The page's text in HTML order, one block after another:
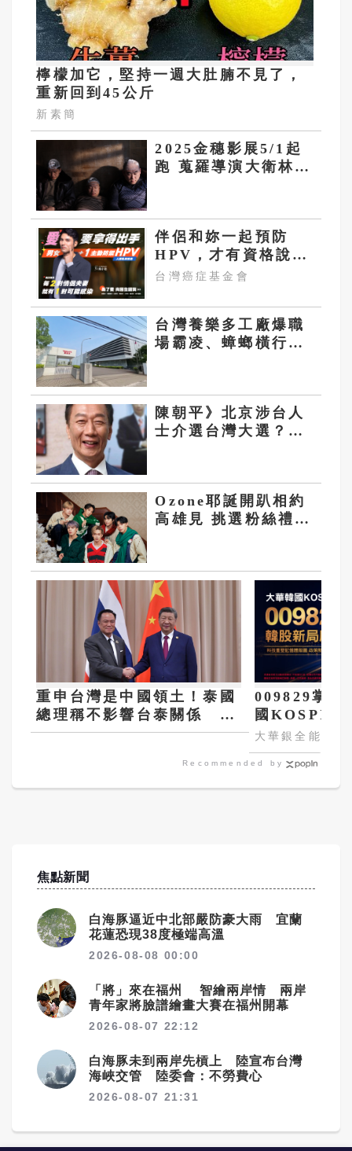
檸檬加它，堅持一週大肚腩不見了，
重新回到45公斤
新素簡
2025金穗影展5/1起
跑 蒐羅導演大衛林
伴侶和妳一起預防
HPV，才有資格說愛
妳！
台灣癌症基金會
台灣養樂多工廠爆職
場霸凌、蟑螂橫行
陳朝平》北京涉台人
士介選台灣大選？假
Ozone耶誕開趴相約
高雄見 挑選粉絲禮物
重申台灣是中國領土！泰國
總理稱不影響台泰關係 網
怒批：遣返泰勞
009829掌
國KOSPI
大華銀全能行銷
Recommended by
焦點新聞
白海豚逼近中北部嚴防豪大雨 宜蘭
花蓮恐現38度極端高溫
2026-08-08 00:00
「將」來在福州 智繪兩岸情 兩岸
青年家將臉譜繪畫大賽在福州開幕
2026-08-07 22:12
白海豚未到兩岸先槓上 陸宣布台灣
海峽交管 陸委會：不勞費心
2026-08-07 21:31